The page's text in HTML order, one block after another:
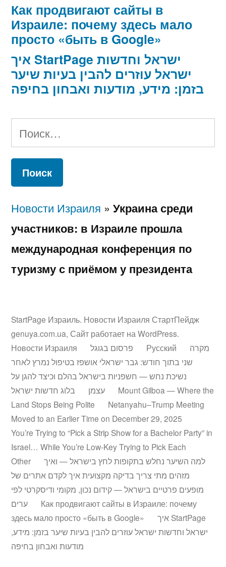
Как продвигают сайты в
Израиле: почему здесь мало
просто «быть в Google»
איך StartPage ישראל וחדשות
ישראל עוזרים להבין בעיות שיער
בזמן: מידע, מודעות ואבחון בחיפה
Найти:
Новости Израиля » Украина среди
участников: в Израиле прошла
международная конференция по
туризму с приёмом у президента
StartPage Израиль. Новости Израиля СтартПейдж
genuya.com.ua, Сайт работает на WordPress.
Новости Израиля
פרסום בגוגל Русский
מקרה
שני בתוך חודש: גבר ישראלי אושפז בטיפול נמרץ לאחר
נשיכת נחש — חשפניות בישראל בהלם וכיצד להגן על
עצמן
בלוג חדשות ישראל
Mount Gilboa — Where the
Land Stops Being Polite
Netanyahu–Trump Meeting
Moved to an Earlier Time on December 29, 2025
You’re Trying to “Pick a Strip Show for a Bachelor Party” in
Israel… While You’re Low-Key Trying to Pick Each
Other
למה השיער נחלש בתקופות לחץ בישראל — ואיך
מזהים מתי צריך בדיקה מקצועיתאיך לקדם אתרים של
מופעים פרטיים בישראל — קידום נכון, מקומי ודיסקרטי לפי
ערים
Как продвигают сайты в Израиле: почему
здесь мало просто «быть в Google»
איך StartPage
ישראל וחדשות ישראל עוזרים להבין בעיות שיער בזמן: מידע,
מודעות ואבחון בחיפה